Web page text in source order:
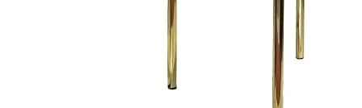
ИЗДЕЛИЯ ДЛЯ КОМФОРТА
ТЕХНИЧЕСКОЕ ОБОРУДОВАНИЕ